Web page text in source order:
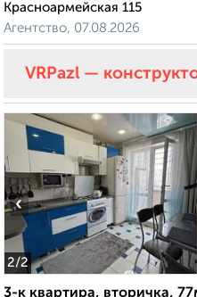
Красноармейская 115
Агентство, 07.08.2026
VRPazl —
2/2
‹
3-к квартира, вторичка,